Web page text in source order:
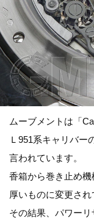
ムーブメントは「
Ｌ951系キャリバー
言われています。
香箱から巻き止め機
厚いものに変更され
その結果、パワー